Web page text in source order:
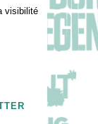
visibilité